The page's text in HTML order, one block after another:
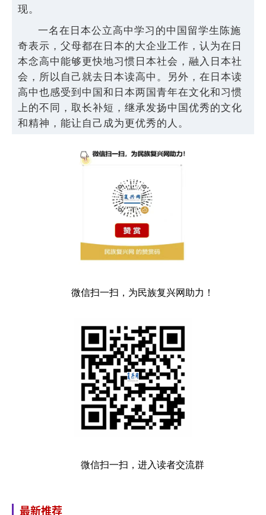
现。
一名在日本公立高中学习的中国留学生陈施
奇表示，父母都在日本的大企业工作，认为在日
本念高中能够更快地习惯日本社会，融入日本社
会，所以自己就去日本读高中。另外，在日本读
高中也感受到中国和日本两国青年在文化和习惯
上的不同，取长补短，继承发扬中国优秀的文化
和精神，能让自己成为更优秀的人。
微信扫一扫，为民族复兴网助力！
微信扫一扫，进入读者交流群
最新推荐